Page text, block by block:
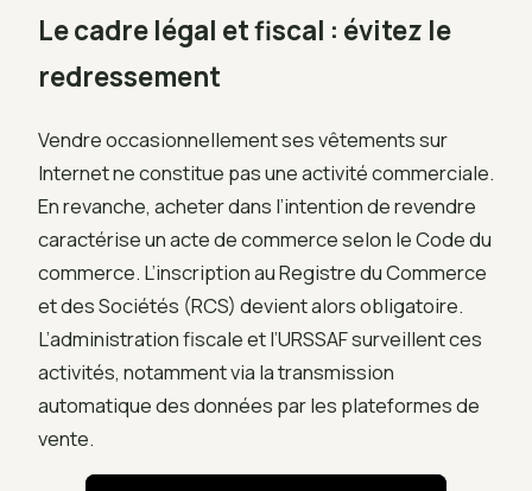
Le cadre légal et fiscal : évitez le
redressement
Vendre occasionnellement ses vêtements sur
Internet ne constitue pas une activité commerciale.
En revanche, acheter dans l’intention de revendre
caractérise un acte de commerce selon le Code du
commerce. L’inscription au Registre du Commerce
et des Sociétés (RCS) devient alors obligatoire.
L’administration fiscale et l’URSSAF surveillent ces
activités, notamment via la transmission
automatique des données par les plateformes de
vente.